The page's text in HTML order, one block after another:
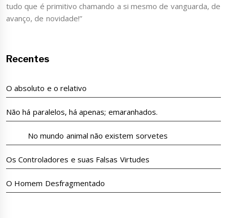
tudo que é primitivo chamando a si mesmo de vanguarda, de
avanço, de novidade!”
Recentes
O absoluto e o relativo
Não há paralelos, há apenas; emaranhados.
No mundo animal não existem sorvetes
Os Controladores e suas Falsas Virtudes
O Homem Desfragmentado